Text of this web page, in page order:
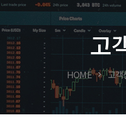
고
HOME 고객